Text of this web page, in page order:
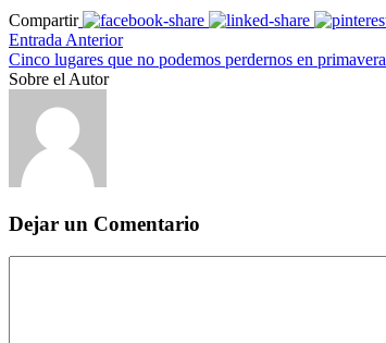
Compartir
Entrada Anterior
Cinco lugares que no podemos perdernos en primavera
Sobre el Autor
Dejar un Comentario